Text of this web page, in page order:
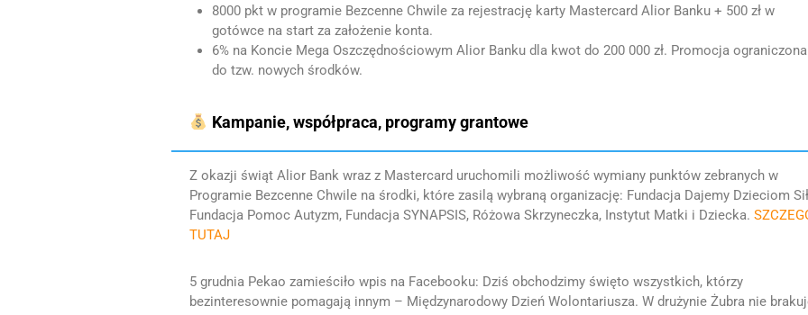
8000 pkt w programie Bezcenne Chwile za rejestrację karty Mastercard Alior Banku + 500 zł w
gotówce na start za założenie konta.
6% na Koncie Mega Oszczędnościowym Alior Banku dla kwot do 200 000 zł. Promocja ograniczona
do tzw. nowych środków.
Kampanie, współpraca, programy grantowe
Z okazji świąt Alior Bank wraz z Mastercard uruchomili możliwość wymiany punktów zebranych w
Programie Bezcenne Chwile na środki, które zasilą wybraną organizację: Fundacja Dajemy Dzieciom
Fundacja Pomoc Autyzm, Fundacja SYNAPSIS, Różowa Skrzyneczka, Instytut Matki i Dziecka.
TUTAJ
5 grudnia Pekao zamieściło wpis na Facebooku: Dziś obchodzimy święto wszystkich, którzy
bezinteresownie pomagają innym – Międzynarodowy Dzień Wolontariusza. W drużynie Żubra nie